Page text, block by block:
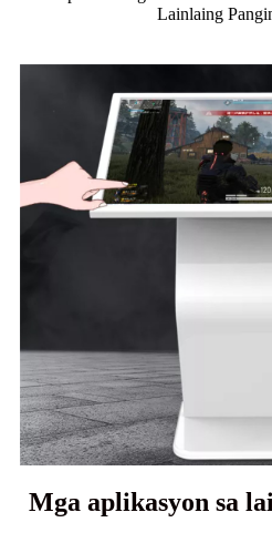
Lainlaing
Mga aplikasyon sa